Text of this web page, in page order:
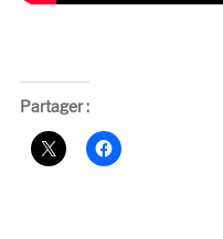
Partager :